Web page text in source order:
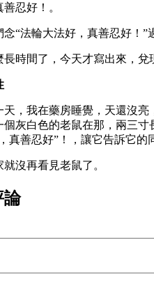
忍好！。
“法輪大法好，真善忍好！
長時間了，今天才寫出來，兌
天，我在藥房睡覺，天還沒
個灰白色的老鼠在那，兩三
真善忍好”！，讓它告訴它的
沒再看見老鼠了。
論